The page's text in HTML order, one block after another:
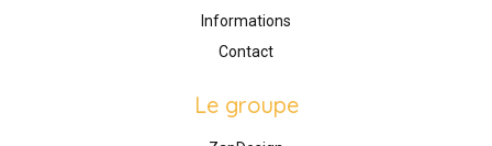
Informations
Contact
Le groupe